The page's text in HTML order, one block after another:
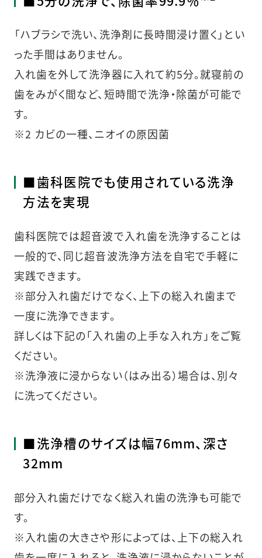
「ハブラシで洗い、洗浄剤に長時間浸け置く」とい
った手間はありません。
入れ歯を外して洗浄器に入れて約5分。就寝前の
歯をみがく間など、短時間で洗浄・除菌が可能で
す。
※2 カビの一種、ニオイの原因菌
■歯科医院でも使用されている洗浄
方法を実現
歯科医院では超音波で入れ歯を洗浄することは
一般的で、同じ超音波洗浄方法を自宅で手軽に
実践できます。
※部分入れ歯だけでなく、上下の総入れ歯まで
一度に洗浄できます。
詳しくは下記の「入れ歯の上手な入れ方」をご覧
ください。
※洗浄液に浸からない（はみ出る）場合は、別々
に洗ってください。
■洗浄槽のサイズは幅76mm、深さ
32mm
部分入れ歯だけでなく総入れ歯の洗浄も可能で
す。
※入れ歯の大きさや形によっては、上下の総入れ